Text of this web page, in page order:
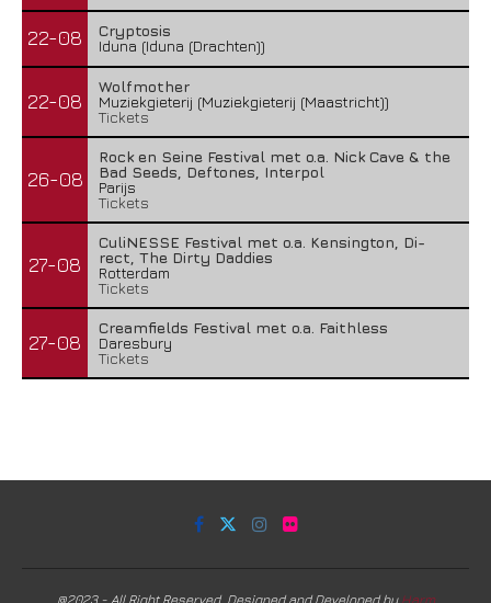
22-08
Cryptosis
Iduna (Iduna (Drachten))
22-08
Wolfmother
Muziekgieterij (Muziekgieterij (Maastricht))
Tickets
26-08
Rock en Seine Festival met o.a. Nick Cave & the
Bad Seeds, Deftones, Interpol
Parijs
Tickets
27-08
CuliNESSE Festival met o.a. Kensington, Di-
rect, The Dirty Daddies
Rotterdam
Tickets
27-08
Creamfields Festival met o.a. Faithless
Daresbury
Tickets
@2023 - All Right Reserved. Designed and Developed by Harm